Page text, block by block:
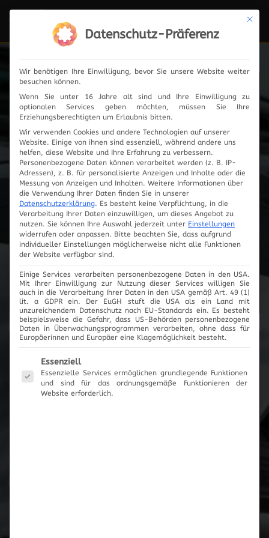
Fahrzeugauswahl
Innovationen
Cartronic Innovationen
Produktanfrage
Es wurden keine Artikel vorgemerkt
Mit
Datenschutz-Präferenz
Wir benötigen Ihre Einwilligung, bevor Sie unsere Website weiter
besuchen können.
Wenn Sie unter 16 Jahre alt sind und Ihre Einwilligung zu
optionalen Services geben möchten, müssen Sie Ihre
Erziehungsberechtigten um Erlaubnis bitten.
Wir verwenden Cookies und andere Technologien auf unserer
Website. Einige von ihnen sind essenziell, während andere uns
helfen, diese Website und Ihre Erfahrung zu verbessern.
Personenbezogene Daten können verarbeitet werden (z. B. IP-
Adressen), z. B. für personalisierte Anzeigen und Inhalte oder die
Messung von Anzeigen und Inhalten. Weitere Informationen über
die Verwendung Ihrer Daten finden Sie in unserer
Datenschutzerklärung. Es besteht keine Verpflichtung, in die
Verarbeitung Ihrer Daten einzuwilligen, um dieses Angebot zu
nutzen. Sie können Ihre Auswahl jederzeit unter Einstellungen
widerrufen oder anpassen. Bitte beachten Sie, dass aufgrund
individueller Einstellungen möglicherweise nicht alle Funktionen
der Website verfügbar sind.
Einige Services verarbeiten personenbezogene Daten in den USA.
Mit Ihrer Einwilligung zur Nutzung dieser Services willigen Sie
auch in die Verarbeitung Ihrer Daten in den USA gemäß Art. 49 (1)
lit. a GDPR ein. Der EuGH stuft die USA als ein Land mit
unzureichendem Datenschutz nach EU-Standards ein. Es besteht
beispielsweise die Gefahr, dass US-Behörden personenbezogene
Daten in Überwachungsprogrammen verarbeiten, ohne dass für
Europäerinnen und Europäer eine Klagemöglichkeit besteht.
Es folgt eine Liste der Service-Gruppen, für die eine
Essenziell
Essenzielle Services ermöglichen grundlegende Funktionen
und sind für das ordnungsgemäße Funktionieren der
Website erforderlich.